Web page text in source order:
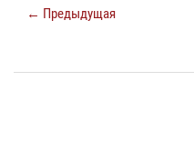
← Предыдущая